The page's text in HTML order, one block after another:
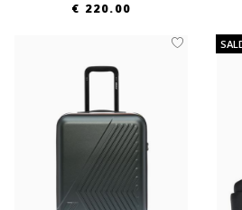
€ 220.00